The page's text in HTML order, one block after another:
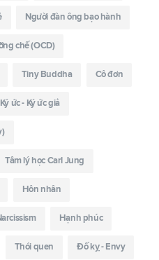
Người đàn ông bạo hành
chế (OCD)
Tiny Buddha Cô đơn
Ký ức - Ký ức giả
Tâm lý học Carl Jung
Hôn nhân
Hạnh phúc
Thói quen Đố kỵ - Envy